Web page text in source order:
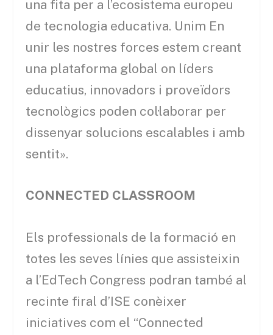
una fita per a l’ecosistema europeu
de tecnologia educativa. Unim En
unir les nostres forces estem creant
una plataforma global on líders
educatius, innovadors i proveïdors
tecnològics poden col·laborar per
dissenyar solucions escalables i amb
sentit».
CONNECTED CLASSROOM
Els professionals de la formació en
totes les seves línies que assisteixin
a l’EdTech Congress podran també al
recinte firal d’ISE conèixer
iniciatives com el “Connected